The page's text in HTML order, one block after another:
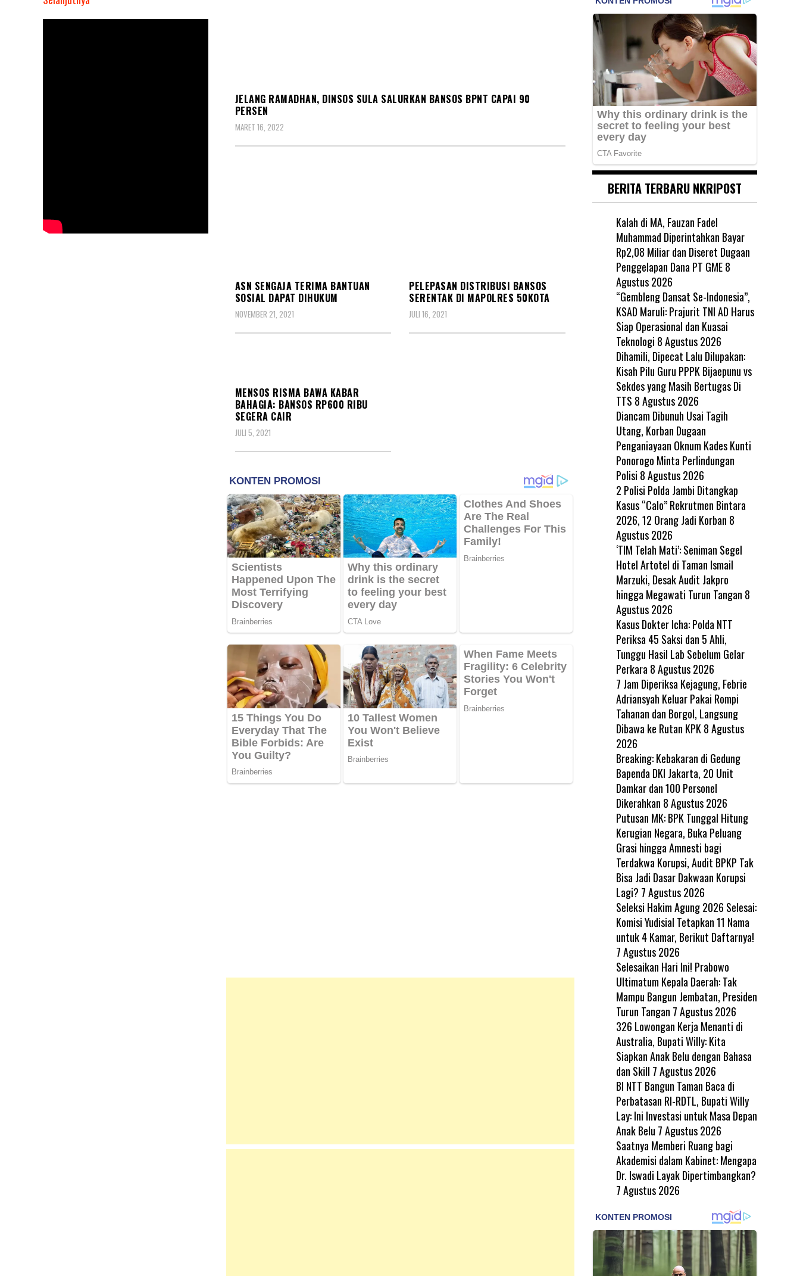
JELANG RAMADHAN, DINSOS SULA SALURKAN BANSOS BPNT CAPAI 90
PERSEN
MARET 16, 2022
ASN SENGAJA TERIMA BANTUAN
SOSIAL DAPAT DIHUKUM
NOVEMBER 21, 2021
PELEPASAN DISTRIBUSI BANSOS
SERENTAK DI MAPOLRES 50KOTA
JULI 16, 2021
MENSOS RISMA BAWA KABAR
BAHAGIA: BANSOS RP600 RIBU
SEGERA CAIR
JULI 5, 2021
BERITA TERBARU NKRIPOST
Kalah di MA, Fauzan Fadel
Muhammad Diperintahkan Bayar
Rp2,08 Miliar dan Diseret Dugaan
Penggelapan Dana PT GME 8
Agustus 2026
“Gembleng Dansat Se-Indonesia”,
KSAD Maruli: Prajurit TNI AD Harus
Siap Operasional dan Kuasai
Teknologi 8 Agustus 2026
Dihamili, Dipecat Lalu Dilupakan:
Kisah Pilu Guru PPPK Bijaepunu vs
Sekdes yang Masih Bertugas Di
TTS 8 Agustus 2026
Diancam Dibunuh Usai Tagih
Utang, Korban Dugaan
Penganiayaan Oknum Kades Kunti
Ponorogo Minta Perlindungan
Polisi 8 Agustus 2026
2 Polisi Polda Jambi Ditangkap
Kasus “Calo” Rekrutmen Bintara
2026, 12 Orang Jadi Korban 8
Agustus 2026
‘TIM Telah Mati’: Seniman Segel
Hotel Artotel di Taman Ismail
Marzuki, Desak Audit Jakpro
hingga Megawati Turun Tangan 8
Agustus 2026
Kasus Dokter Icha: Polda NTT
Periksa 45 Saksi dan 5 Ahli,
Tunggu Hasil Lab Sebelum Gelar
Perkara 8 Agustus 2026
7 Jam Diperiksa Kejagung, Febrie
Adriansyah Keluar Pakai Rompi
Tahanan dan Borgol, Langsung
Dibawa ke Rutan KPK 8 Agustus
2026
Breaking: Kebakaran di Gedung
Bapenda DKI Jakarta, 20 Unit
Damkar dan 100 Personel
Dikerahkan 8 Agustus 2026
Putusan MK: BPK Tunggal Hitung
Kerugian Negara, Buka Peluang
Grasi hingga Amnesti bagi
Terdakwa Korupsi, Audit BPKP Tak
Bisa Jadi Dasar Dakwaan Korupsi
Lagi? 7 Agustus 2026
Seleksi Hakim Agung 2026 Selesai:
Komisi Yudisial Tetapkan 11 Nama
untuk 4 Kamar, Berikut Daftarnya!
7 Agustus 2026
Selesaikan Hari Ini! Prabowo
Ultimatum Kepala Daerah: Tak
Mampu Bangun Jembatan, Presiden
Turun Tangan 7 Agustus 2026
326 Lowongan Kerja Menanti di
Australia, Bupati Willy: Kita
Siapkan Anak Belu dengan Bahasa
dan Skill 7 Agustus 2026
BI NTT Bangun Taman Baca di
Perbatasan RI-RDTL, Bupati Willy
Lay: Ini Investasi untuk Masa Depan
Anak Belu 7 Agustus 2026
Saatnya Memberi Ruang bagi
Akademisi dalam Kabinet: Mengapa
Dr. Iswadi Layak Dipertimbangkan?
7 Agustus 2026